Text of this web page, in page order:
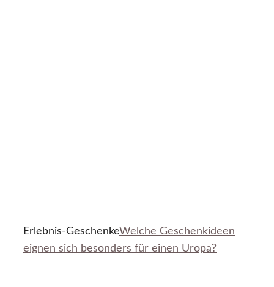
Erlebnis-GeschenkeWelche Geschenkideen
eignen sich besonders für einen Uropa?